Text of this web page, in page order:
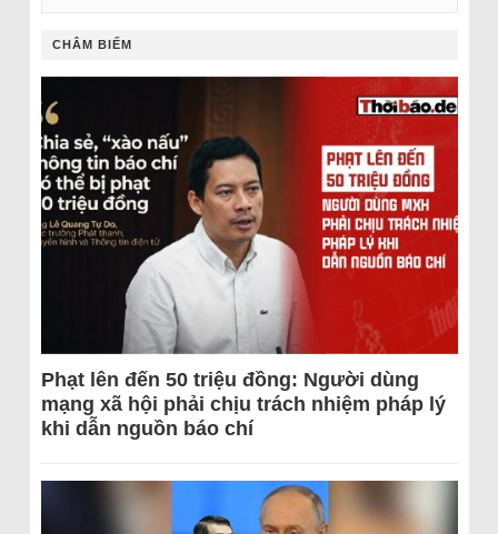
CHÂM BIẾM
Phạt lên đến 50 triệu đồng: Người dùng
mạng xã hội phải chịu trách nhiệm pháp lý
khi dẫn nguồn báo chí